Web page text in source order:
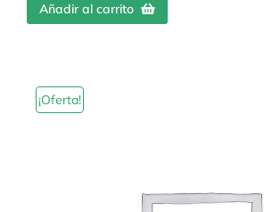
Añadir al carrito
¡Oferta!